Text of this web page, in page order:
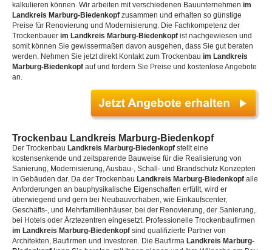
kalkulieren können. Wir arbeiten mit verschiedenen Bauunternehmen im
Landkreis Marburg-Biedenkopf zusammen und erhalten so günstige
Preise für Renovierung und Modernisierung. Die Fachkompetenz der
Trockenbauer im Landkreis Marburg-Biedenkopf ist nachgewiesen und
somit können Sie gewissermaßen davon ausgehen, dass Sie gut beraten
werden. Nehmen Sie jetzt direkt Kontakt zum Trockenbau im Landkreis
Marburg-Biedenkopf auf und fordern Sie Preise und kostenlose Angebote
an.
Trockenbau Landkreis Marburg-Biedenkopf
Der Trockenbau Landkreis Marburg-Biedenkopf stellt eine
kostensenkende und zeitsparende Bauweise für die Realisierung von
Sanierung, Modernisierung, Ausbau-, Schall- und Brandschutz Konzepten
in Gebäuden dar. Da der Trockenbau Landkreis Marburg-Biedenkopf alle
Anforderungen an bauphysikalische Eigenschaften erfüllt, wird er
überwiegend und gern bei Neubauvorhaben, wie Einkaufscenter,
Geschäfts-, und Mehrfamilienhäuser, bei der Renovierung, der Sanierung,
bei Hotels oder Ärztezentren eingesetzt. Professionelle Trockenbaufirmen
im Landkreis Marburg-Biedenkopf sind qualifizierte Partner von
Architekten, Baufirmen und Investoren. Die Baufirma Landkreis Marburg-